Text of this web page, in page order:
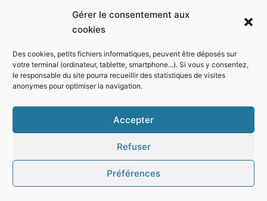
Gérer le consentement aux
cookies
Des cookies, petits fichiers informatiques, peuvent être déposés sur
votre terminal (ordinateur, tablette, smartphone...). Si vous y consentez,
le responsable du site pourra recueillir des statistiques de visites
anonymes pour optimiser la navigation.
Accepter
Refuser
Préférences
Horaires d'ouverture de la mairie
Mode sombre :